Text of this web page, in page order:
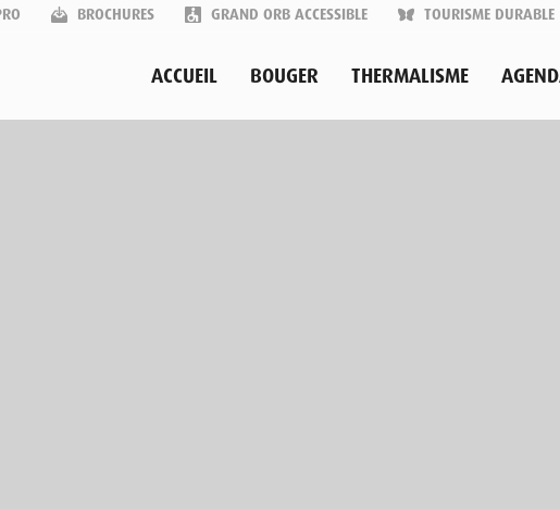
BROCHURES GRAND ORB ACCESSIBLE TOURISME DURABLE
ACCUEIL BOUGER THERMALISME